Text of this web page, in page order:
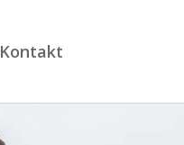
Kontakt